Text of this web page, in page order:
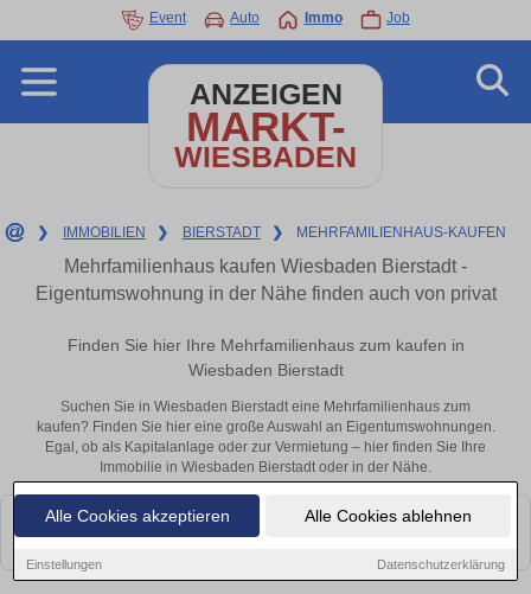
Alle Cookies akzeptieren Alle Cookies ablehnen
Einstellungen Datenschutzerklärung
Event Auto Immo Job
ANZEIGEN
MARKT-
WIESBADEN
❯ IMMOBILIEN ❯ BIERSTADT ❯ MEHRFAMILIENHAUS-KAUFEN
Mehrfamilienhaus kaufen Wiesbaden Bierstadt -
Eigentumswohnung in der Nähe finden auch von privat
Finden Sie hier Ihre Mehrfamilienhaus zum kaufen in
Wiesbaden Bierstadt
Suchen Sie in Wiesbaden Bierstadt eine Mehrfamilienhaus zum
kaufen? Finden Sie hier eine große Auswahl an Eigentumswohnungen.
Egal, ob als Kapitalanlage oder zur Vermietung – hier finden Sie Ihre
Immobilie in Wiesbaden Bierstadt oder in der Nähe.
Leider konnten wir derzeit keine passenden Objekte finden. Schauen Sie
bald wieder vorbei!